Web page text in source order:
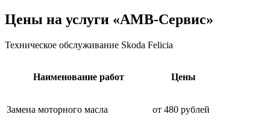
Цены на услуги «АМВ-Сервис»
Техническое обслуживание Skoda Felicia
Наименование работ Цены
Замена моторного масла от 480 рублей